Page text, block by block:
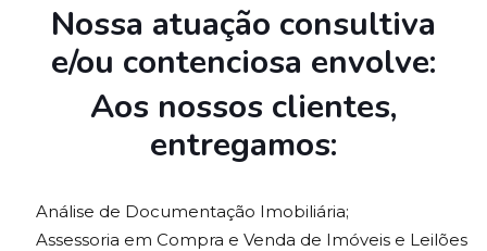
Nossa atuação consultiva
e/ou contenciosa envolve:
Aos nossos clientes,
entregamos:
Análise de Documentação Imobiliária;
Assessoria em Compra e Venda de Imóveis e Leilões